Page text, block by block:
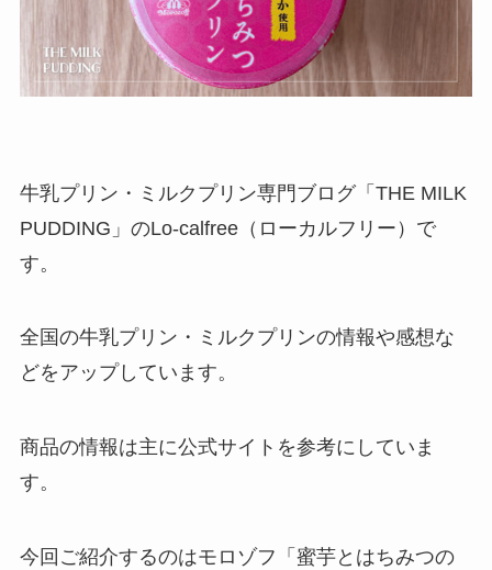
牛乳プリン・ミルクプリン専門ブログ「THE MILK
PUDDING」のLo-calfree（ローカルフリー）で
す。
全国の牛乳プリン・ミルクプリンの情報や感想な
どをアップしています。
商品の情報は主に公式サイトを参考にしていま
す。
今回ご紹介するのはモロゾフ「蜜芋とはちみつの